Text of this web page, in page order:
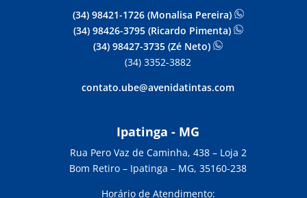
(34) 98421-1726 (Monalisa Pereira)
(34) 98426-3795 (Ricardo Pimenta)
(34) 98427-3735 (Zé Neto)
(34) 3352-3882
contato.ube@avenidatintas.com
Ipatinga - MG
Rua Pero Vaz de Caminha, 438 – Loja 2
Bom Retiro – Ipatinga – MG, 35160-238
Horário de Atendimento: